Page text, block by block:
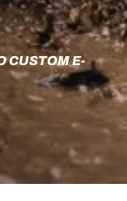
CUSTOM E-